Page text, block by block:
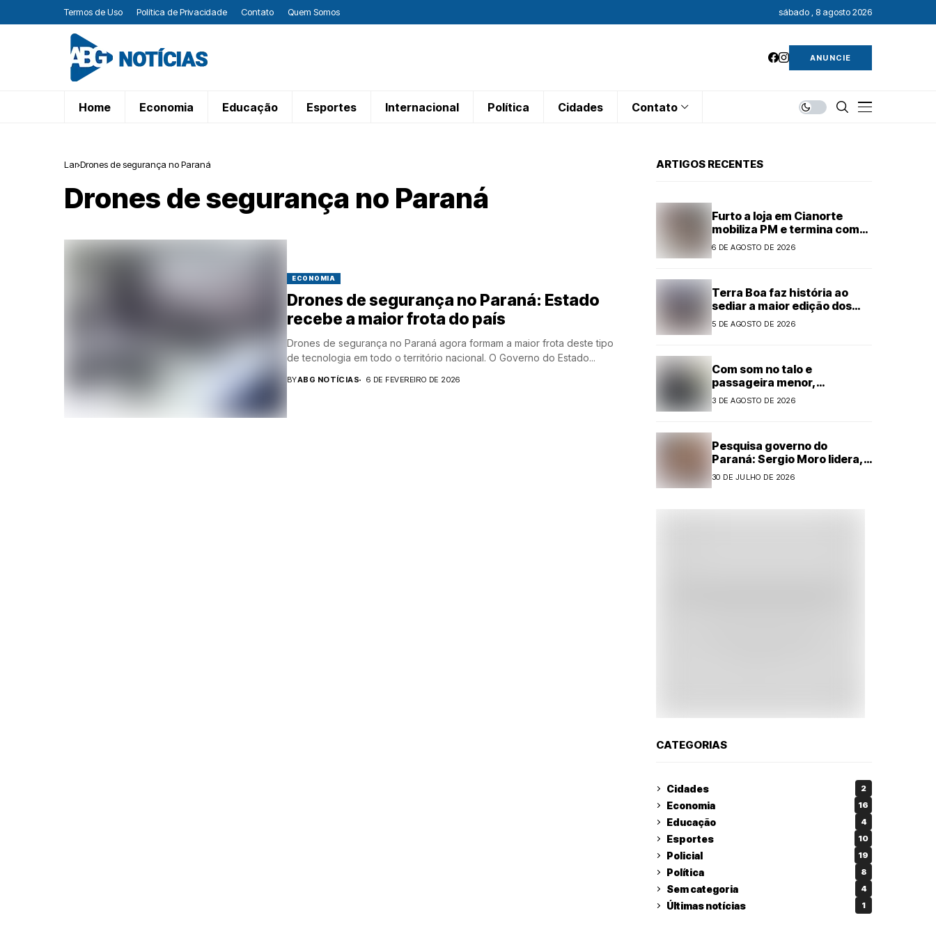
Termos de Uso Política de Privacidade Contato Quem Somos sábado , 8 agosto 2026
ANUNCIE
Home Economia Educação Esportes Internacional Política Cidades Contato
Lar Drones de segurança no Paraná
Drones de segurança no Paraná
ECONOMIA
Drones de segurança no Paraná: Estado
recebe a maior frota do país
Drones de segurança no Paraná agora formam a maior frota deste tipo
de tecnologia em todo o território nacional. O Governo do Estado...
BYABG NOTÍCIAS 6 DE FEVEREIRO DE 2026
ARTIGOS RECENTES
Furto a loja em Cianorte
mobiliza PM e termina com
adolescentes apreendidos
6 DE AGOSTO DE 2026
Terra Boa faz história ao
sediar a maior edição dos
Jogos 60+
5 DE AGOSTO DE 2026
Com som no talo e
passageira menor,
motorista é preso por
3 DE AGOSTO DE 2026
Pesquisa governo do
Paraná: Sergio Moro lidera,
mas Sandro Alex reduz
30 DE JULHO DE 2026
CATEGORIAS
Cidades 2
Economia 16
Educação 4
Esportes 10
Policial 19
Política 8
Sem categoria 4
Últimas notícias 1